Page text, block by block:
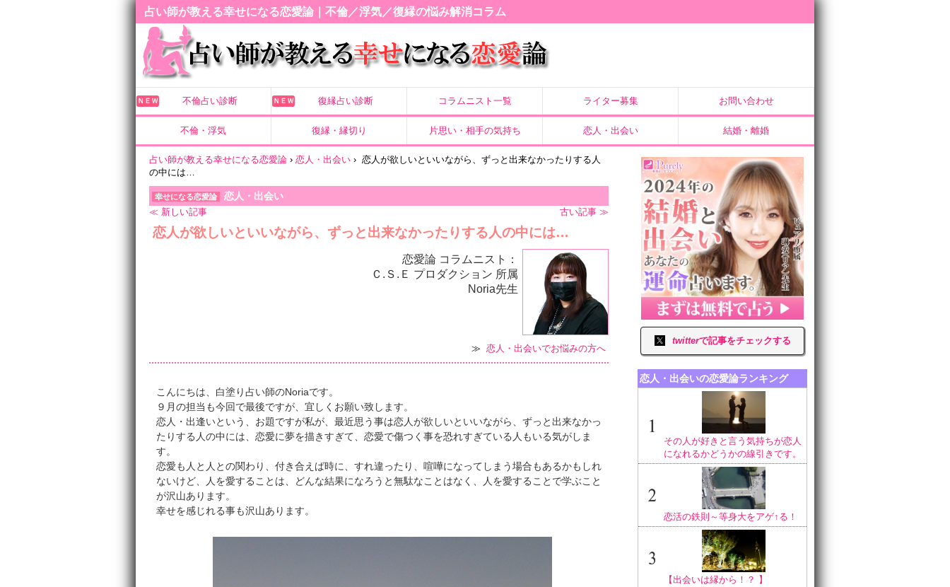
占い師が教える幸せになる恋愛論｜不倫／浮気／復縁の悩み解消コラム
ＮＥＷ 不倫占い診断 ＮＥＷ 復縁占い診断 コラムニスト一覧 ライター募集 お問い合わせ
不倫・浮気 復縁・縁切り 片思い・相手の気持ち 恋人・出会い 結婚・離婚
占い師が教える幸せになる恋愛論 ›恋人・出会い › 恋人が欲しいといいながら、ずっと出来なかったりする人
の中には…
幸せになる恋愛論 恋人・出会い
≪ 新しい記事 古い記事 ≫
恋人が欲しいといいながら、ずっと出来なかったりする人の中には…
恋愛論 コラムニスト：
Ｃ.Ｓ.Ｅ プロダクション 所属
Noria先生
≫恋人・出会いでお悩みの方へ
こんにちは、白塗り占い師のNoriaです。
９月の担当も今回で最後ですが、宜しくお願い致します。
恋人・出逢いという、お題ですが私が、最近思う事は恋人が欲しいといいながら、ずっと出来なかっ
たりする人の中には、恋愛に夢を描きすぎて、恋愛で傷つく事を恐れすぎている人もいる気がしま
す。
恋愛も人と人との関わり、付き合えば時に、すれ違ったり、喧嘩になってしまう場合もあるかもしれ
ないけど、人を愛することは、どんな結果になろうと無駄なことはなく、人を愛することで学ぶこと
が沢山あります。
幸せを感じれる事も沢山あります。
twitterで記事をチェックする
恋人・出会いの恋愛論ランキング
その人が好きと言う気持ちが恋人
になれるかどうかの線引きです。
恋活の鉄則～等身大をアゲ↑る！
【出会いは縁から！？ 】